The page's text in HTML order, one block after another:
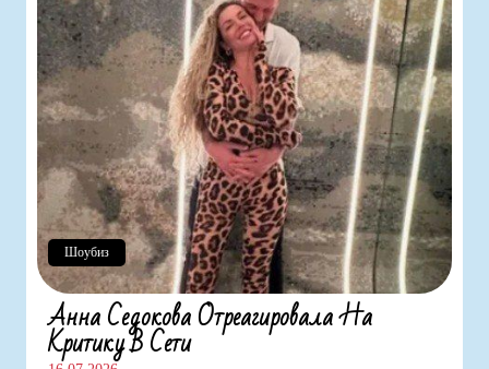
Анна Седокова Отреагировала На
Критику В Сети
Шоубиз